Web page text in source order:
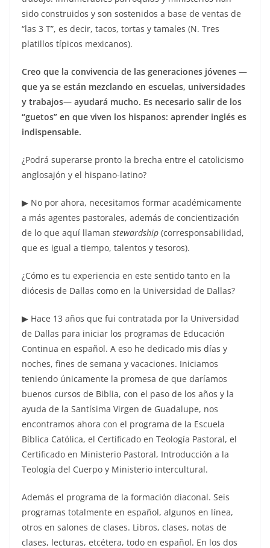
sido construidos y son sostenidos a base de ventas de
“las 3 T”, es decir, tacos, tortas y tamales (N. Tres
platillos típicos mexicanos).
Creo que la convivencia de las generaciones jóvenes —
que ya se están mezclando en escuelas, universidades
y trabajos— ayudará mucho. Es necesario salir de los
“guetos” en que viven los hispanos: aprender inglés es
indispensable.
¿Podrá superarse pronto la brecha entre el catolicismo
anglosajón y el hispano-latino?
▶ No por ahora, necesitamos formar académicamente
a más agentes pastorales, además de concientización
de lo que aquí llaman stewardship (corresponsabilidad,
que es igual a tiempo, talentos y tesoros).
¿Cómo es tu experiencia en este sentido tanto en la
diócesis de Dallas como en la Universidad de Dallas?
▶ Hace 13 años que fui contratada por la Universidad
de Dallas para iniciar los programas de Educación
Continua en español. A eso he dedicado mis días y
noches, fines de semana y vacaciones. Iniciamos
teniendo únicamente la promesa de que daríamos
buenos cursos de Biblia, con el paso de los años y la
ayuda de la Santísima Virgen de Guadalupe, nos
encontramos ahora con el programa de la Escuela
Bíblica Católica, el Certificado en Teología Pastoral, el
Certificado en Ministerio Pastoral, Introducción a la
Teología del Cuerpo y Ministerio intercultural.
Además el programa de la formación diaconal. Seis
programas totalmente en español, algunos en línea,
otros en salones de clases. Libros, clases, notas de
clases, lecturas, etcétera, todo en español. En los dos